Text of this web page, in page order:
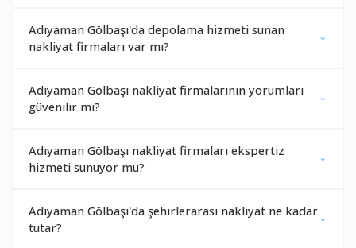
Adıyaman Gölbaşı'da depolama hizmeti sunan
nakliyat firmaları var mı?
Adıyaman Gölbaşı nakliyat firmalarının yorumları
güvenilir mi?
Adıyaman Gölbaşı nakliyat firmaları ekspertiz
hizmeti sunuyor mu?
Adıyaman Gölbaşı'da şehirlerarası nakliyat ne kadar
tutar?